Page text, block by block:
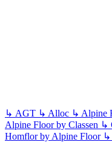
↳ AGT ↳ Alloc ↳ Alpine
Alpine Floor by Classen ↳
Homflor by Alpine Floor ↳